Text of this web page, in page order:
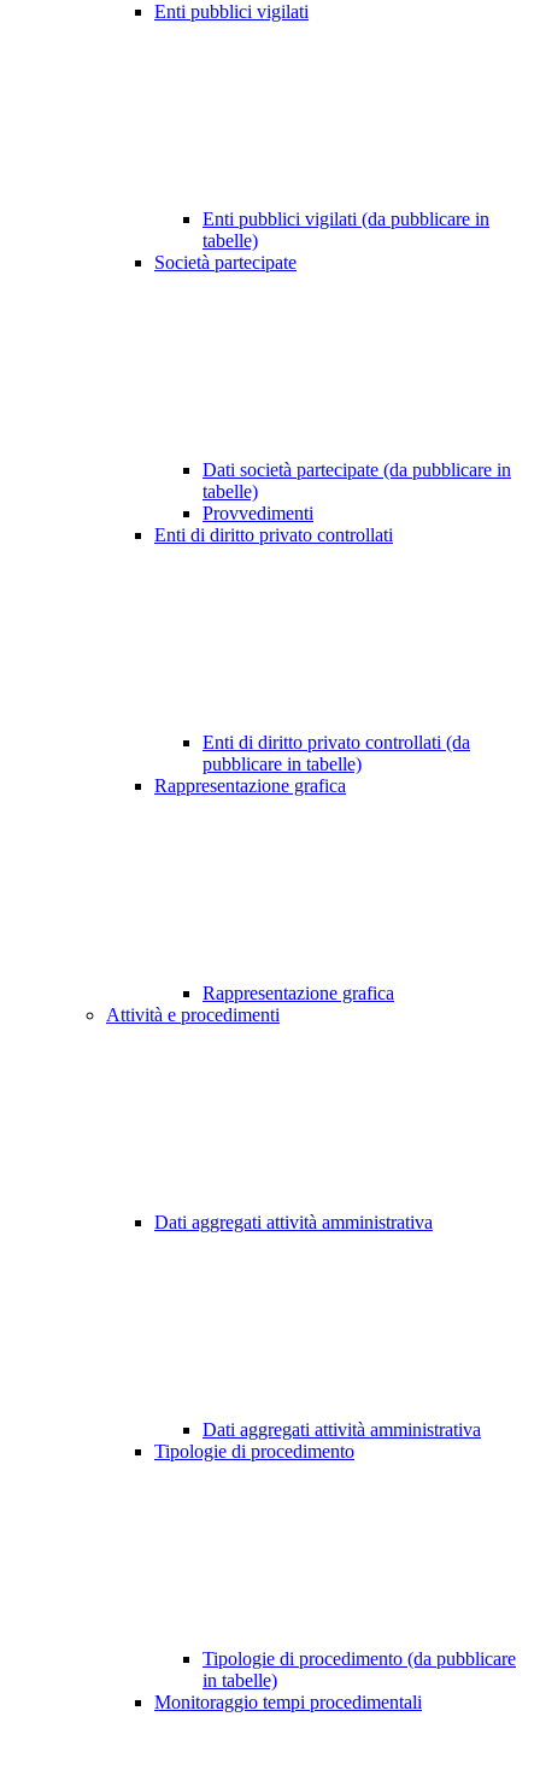
Enti pubblici vigilati
Enti pubblici vigilati (da pubblicare in
tabelle)
Società partecipate
Dati società partecipate (da pubblicare in
tabelle)
Provvedimenti
Enti di diritto privato controllati
Enti di diritto privato controllati (da
pubblicare in tabelle)
Rappresentazione grafica
Rappresentazione grafica
Attività e procedimenti
Dati aggregati attività amministrativa
Dati aggregati attività amministrativa
Tipologie di procedimento
Tipologie di procedimento (da pubblicare
in tabelle)
Monitoraggio tempi procedimentali